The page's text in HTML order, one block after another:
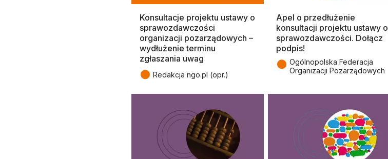
Konsultacje projektu ustawy o
sprawozdawczości
organizacji pozarządowych –
wydłużenie terminu
zgłaszania uwag
● Redakcja ngo.pl (opr.)
Apel o przedłużenie
konsultacji projektu ustawy o
sprawozdawczości. Dołącz
podpis!
● Ogólnopolska Federacja
Organizacji Pozarządowych